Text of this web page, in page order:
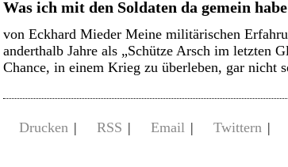
Was ich mit den Soldaten da gemein habe
von Eckhard Mieder Meine militärischen
anderthalb Jahre als „Schütze Arsch im letzten
Chance, in einem Krieg zu überleben, gar nicht
Drucken | RSS | Email | Twittern |